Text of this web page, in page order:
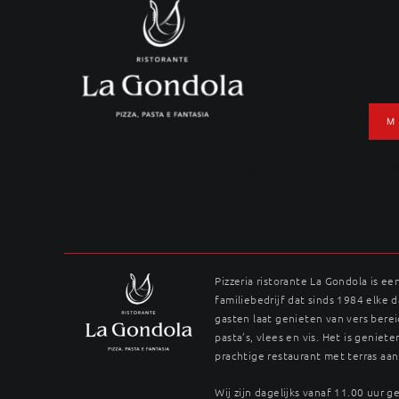
Pasta
Pizzeria ristorante La Gondola is
familiebedrijf dat sinds 1984 elke
gasten laat genieten van vers
pasta’s, vlees en vis. Het is
prachtige restaurant met terras
Wij zijn dagelijks vanaf 11.00 uur